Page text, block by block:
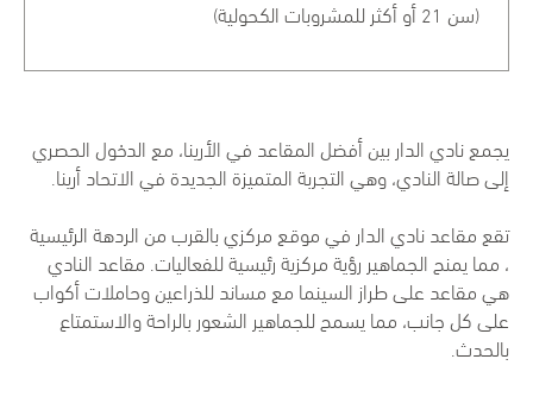
(سن 21 أو أكثر للمشروبات الكحولية)
يجمع نادي الدار بين أفضل المقاعد في الأرينا، مع الدخول الحصري
إلى صالة النادي، وهي التجربة المتميزة الجديدة في الاتحاد أرينا.
تقع مقاعد نادي الدار في موقع مركزي بالقرب من الردهة الرئيسية
، مما يمنح الجماهير رؤية مركزية رئيسية للفعاليات. مقاعد النادي
هي مقاعد على طراز السينما مع مساند للذراعين وحاملات أكواب
على كل جانب، مما يسمح للجماهير الشعور بالراحة والاستمتاع
بالحدث.